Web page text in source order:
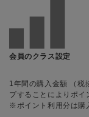
会員のクラス設定
1年間の購入金額 （税
プすることによりポイ
※ポイント利用分は購